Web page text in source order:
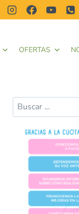
OFERTAS